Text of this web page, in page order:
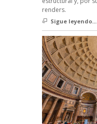
renders.
Sigue leyendo...